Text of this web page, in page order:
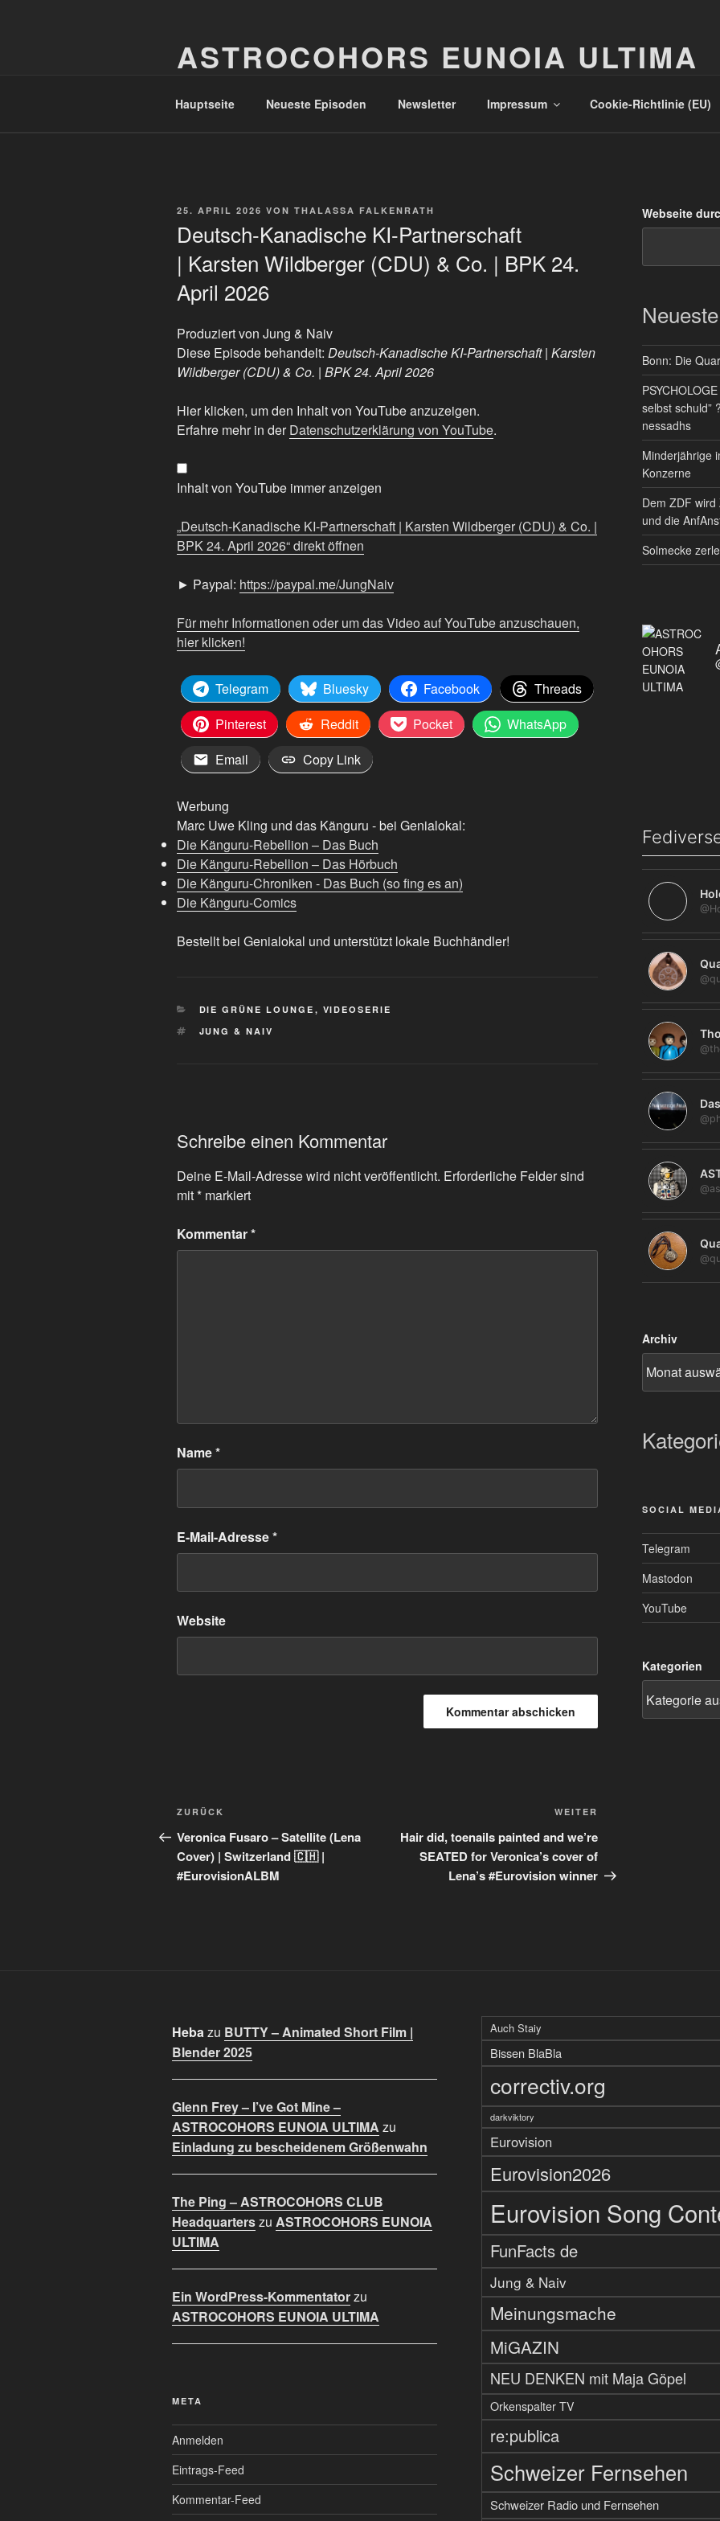
ASTROCOHORS EUNOIA ULTIMA
Hauptseite Neueste Episoden Newsletter Impressum Cookie-Richtlinie (EU)
VERÖFFENTLICHT
25. APRIL 2026 VON THALASSA FALKENRATH
Deutsch-Kanadische KI-Partnerschaft
| Karsten Wildberger (CDU) & Co. | BPK 24.
April 2026
Produziert von Jung & Naiv
Diese Episode behandelt: Deutsch-Kanadische KI-Partnerschaft | Karsten
Wildberger (CDU) & Co. | BPK 24. April 2026
„Deutsch-
Kanadische
Partnerschaft
| Karsten
(CDU)
&
24.
April
von
YouTube
anzeigen
Hier klicken, um den Inhalt von YouTube anzuzeigen.
Erfahre mehr in derDatenschutzerklärung von YouTube.
Inhalt von YouTube immer anzeigen
„Deutsch-Kanadische KI-Partnerschaft | Karsten Wildberger (CDU) & Co. |
BPK 24. April 2026“ direkt öffnen
► Paypal: https://paypal.me/JungNaiv
Für mehr Informationen oder um das Video auf YouTube anzuschauen,
hier klicken!
Telegram Bluesky Facebook
Threads
Pinterest
Reddit Pocket
WhatsApp
Email
Copy Link
Werbung
Marc Uwe Kling und das Känguru - bei Genialokal:
Die Känguru-Rebellion – Das Buch
Die Känguru-Rebellion – Das Hörbuch
Die Känguru-Chroniken - Das Buch (so fing es an)
Die Känguru-Comics
Bestellt bei Genialokal und unterstützt lokale Buchhändler!
KATEGORIEN
DIE GRÜNE LOUNGE , VIDEOSERIE
SCHLAGWÖRTER
JUNG & NAIV
Schreibe einen Kommentar
Deine E-Mail-Adresse wird nicht veröffentlicht. Erforderliche Felder sind
mit* markiert
Kommentar*
Name*
E-Mail-Adresse*
Website
Beitragsnavigation
Vorheriger
Beitrag
ZURÜCK
Veronica Fusaro – Satellite (Lena
Cover) | Switzerland 🇨🇭 |
#EurovisionALBM
Beitrag
WEITER
Hair did, toenails painted and we’re
SEATED for Veronica’s cover of
Lena’s #Eurovision winner
Webseite
Bonn: Die
selbst schuld”
nessadhs
Minderjährige
Konzerne
Dem ZDF
und die
Solmecke
Archiv
SOCIAL
Telegram
Mastodon
YouTube
Kategorien
Hebazu BUTTY – Animated Short Film |
Blender 2025
Glenn Frey – I’ve Got Mine –
ASTROCOHORS EUNOIA ULTIMA zu
Einladung zu bescheidenem Größenwahn
The Ping – ASTROCOHORS CLUB
Headquarterszu ASTROCOHORS EUNOIA
ULTIMA
Ein WordPress-Kommentatorzu
ASTROCOHORS EUNOIA ULTIMA
META
Anmelden
Eintrags-Feed
Kommentar-Feed
Auch Staiy
Bissen BlaBla
correctiv.org
darkviktory
Eurovision
Eurovision2026
Eurovision Song
FunFacts de
Jung & Naiv
Meinungsmache
MiGAZIN
NEU DENKEN mit Maja Göpel
Orkenspalter TV
re:publica
Schweizer Fernsehen
Schweizer Radio und Fernsehen